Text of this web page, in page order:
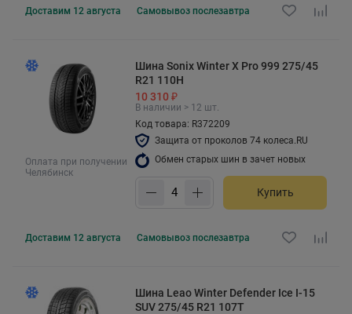
Доставим 12 августа Самовывоз послезавтра
Оплата при получении
Челябинск
Шина Sonix Winter X Pro 999 275/45
R21 110H
10 310 ₽
В наличии > 12 шт.
Код товара: R372209
Защита от проколов 74 колеса.RU
Обмен старых шин в зачет новых
Купить
Доставим 12 августа Самовывоз послезавтра
Шина Leao Winter Defender Ice I-15
SUV 275/45 R21 107T